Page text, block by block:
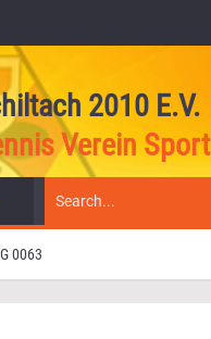
2010 E.V.
Verein Sport
0063